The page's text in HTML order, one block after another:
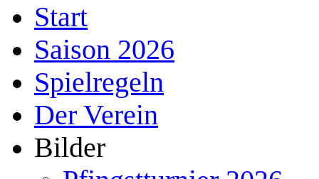
Start
Saison 2026
Spielregeln
Der Verein
Bilder